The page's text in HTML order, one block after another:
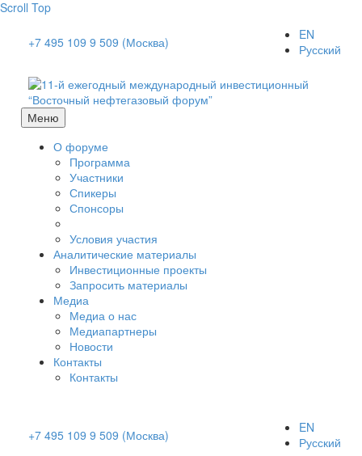
Scroll Top
+7 495 109 9 509 (Москва)
EN
Русский
Меню
О форуме
Программа
Участники
Спикеры
Спонсоры
Условия участия
Аналитические материалы
Инвестиционные проекты
Запросить материалы
Медиа
Медиа о нас
Медиапартнеры
Новости
Контакты
Контакты
+7 495 109 9 509 (Москва)
EN
Русский